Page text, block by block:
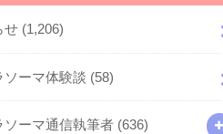
せ (1,206)
ソーマ体験談 (58)
ソーマ通信執筆者 (636)